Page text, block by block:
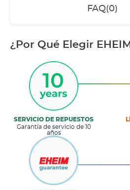
FAQ(0)
¿Por Qué Elegir
SERVICIO DE REPUESTOS
Garantía de servicio de 10
años